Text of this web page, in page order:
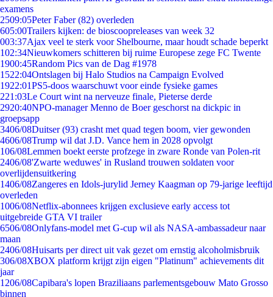
examens
2509:05Peter Faber (82) overleden
605:00Trailers kijken: de bioscoopreleases van week 32
003:37Ajax veel te sterk voor Shelbourne, maar houdt schade beperkt
102:34Nieuwkomers schitteren bij ruime Europese zege FC Twente
1900:45Random Pics van de Dag #1978
1522:04Ontslagen bij Halo Studios na Campaign Evolved
1922:01PS5-doos waarschuwt voor einde fysieke games
221:03Le Court wint na nerveuze finale, Pieterse derde
2920:40NPO-manager Menno de Boer geschorst na dickpic in
groepsapp
3406/08Duitser (93) crasht met quad tegen boom, vier gewonden
4606/08Trump wil dat J.D. Vance hem in 2028 opvolgt
106/08Lemmen boekt eerste profzege in zware Ronde van Polen-rit
2406/08'Zwarte weduwes' in Rusland trouwen soldaten voor
overlijdensuitkering
1406/08Zangeres en Idols-jurylid Jerney Kaagman op 79-jarige leeftijd
overleden
1006/08Netflix-abonnees krijgen exclusieve early access tot
uitgebreide GTA VI trailer
6506/08Onlyfans-model met G-cup wil als NASA-ambassadeur naar
maan
2406/08Huisarts per direct uit vak gezet om ernstig alcoholmisbruik
306/08XBOX platform krijgt zijn eigen "Platinum" achievements dit
jaar
1206/08Capibara's lopen Braziliaans parlementsgebouw Mato Grosso
binnen